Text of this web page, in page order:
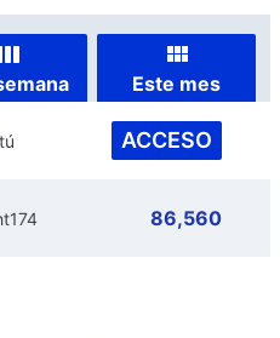
Este mes
ACCESO
86,560